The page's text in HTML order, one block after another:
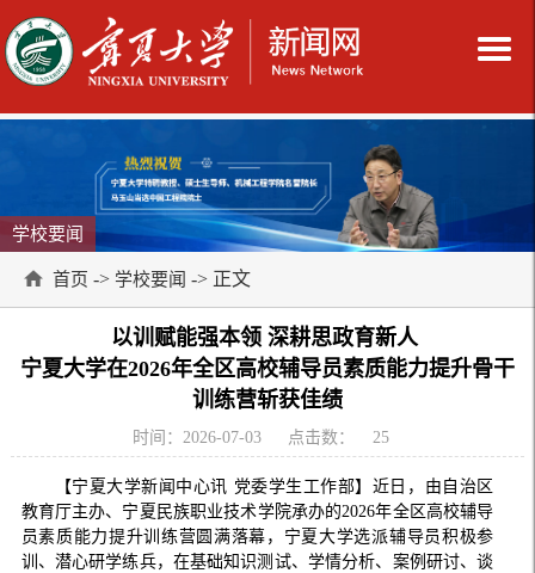
学校要闻
首页 -> 学校要闻 -> 正文
以训赋能强本领 深耕思政育新人
宁夏大学在2026年全区高校辅导员素质能力提升骨干
训练营斩获佳绩
时间：2026-07-03 点击数： 25
【宁夏大学新闻中心讯 党委学生工作部】近日，由自治区
教育厅主办、宁夏民族职业技术学院承办的2026年全区高校辅导
员素质能力提升训练营圆满落幕，宁夏大学选派辅导员积极参
训、潜心研学练兵，在基础知识测试、学情分析、案例研讨、谈